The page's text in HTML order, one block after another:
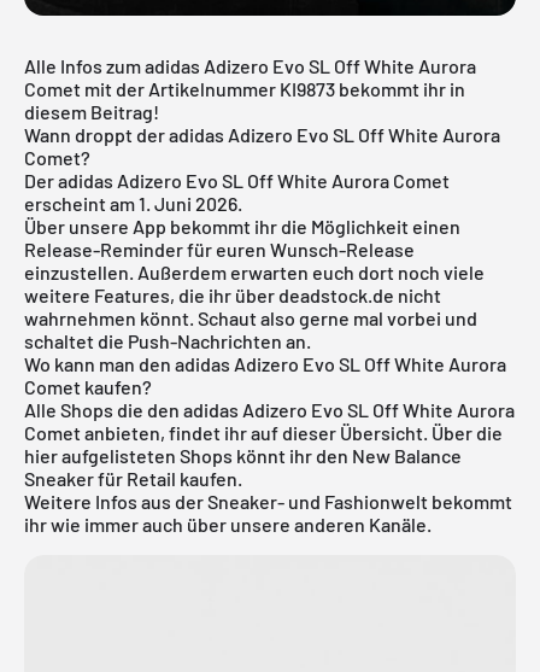
Alle Infos zum adidas Adizero Evo SL Off White Aurora
Comet mit der Artikelnummer KI9873 bekommt ihr in
diesem Beitrag!
Wann droppt der adidas Adizero Evo SL Off White Aurora
Comet?
Der adidas Adizero Evo SL Off White Aurora Comet
erscheint am 1. Juni 2026.
Über unsere App bekommt ihr die Möglichkeit einen
Release-Reminder für euren Wunsch-Release
einzustellen. Außerdem erwarten euch dort noch viele
weitere Features, die ihr über deadstock.de nicht
wahrnehmen könnt. Schaut also gerne mal vorbei und
schaltet die Push-Nachrichten an.
Wo kann man den adidas Adizero Evo SL Off White Aurora
Comet kaufen?
Alle Shops die den adidas Adizero Evo SL Off White Aurora
Comet anbieten, findet ihr auf dieser Übersicht. Über die
hier aufgelisteten Shops könnt ihr den New Balance
Sneaker für Retail kaufen.
Weitere Infos aus der Sneaker- und Fashionwelt bekommt
ihr wie immer auch über unsere anderen Kanäle.